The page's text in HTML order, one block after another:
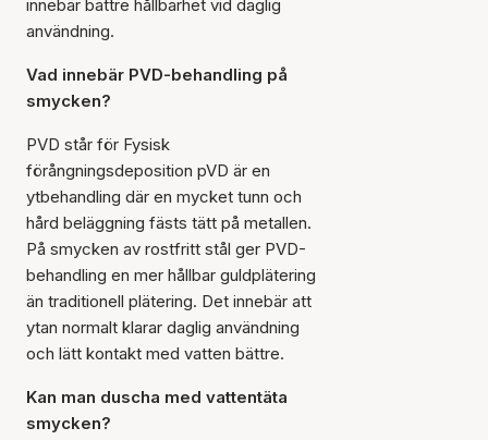
innebär bättre hållbarhet vid daglig
användning.
Vad innebär PVD-behandling på
smycken?
PVD står för Fysisk
förångningsdeposition pVD är en
ytbehandling där en mycket tunn och
hård beläggning fästs tätt på metallen.
På smycken av rostfritt stål ger PVD-
behandling en mer hållbar guldplätering
än traditionell plätering. Det innebär att
ytan normalt klarar daglig användning
och lätt kontakt med vatten bättre.
Kan man duscha med vattentäta
smycken?